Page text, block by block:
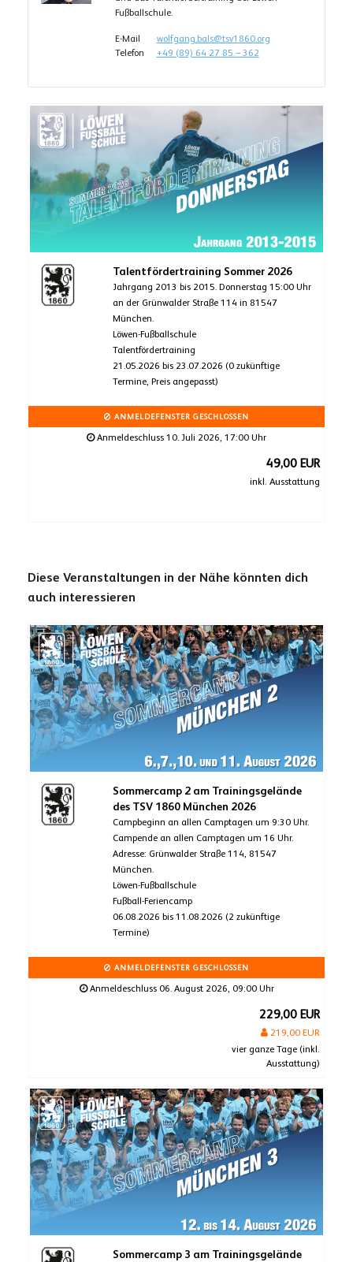
Fußballschule.
E-Mail
wolfgang.bals@tsv1860.org
Telefon
+49 (89) 64 27 85 – 362
Talentfördertraining Sommer 2026
Jahrgang 2013 bis 2015. Donnerstag 15:00 Uhr
an der Grünwalder Straße 114 in 81547
München.
Löwen-Fußballschule
Talentfördertraining
21.05.2026 bis 23.07.2026 (0 zukünftige
Termine, Preis angepasst)
ANMELDEFENSTER GESCHLOSSEN
Anmeldeschluss 10. Juli 2026, 17:00 Uhr
49,00 EUR
inkl. Ausstattung
Diese Veranstaltungen in der Nähe könnten dich
auch interessieren
Sommercamp 2 am Trainingsgelände
des TSV 1860 München 2026
Campbeginn an allen Camptagen um 9:30 Uhr.
Campende an allen Camptagen um 16 Uhr.
Adresse: Grünwalder Straße 114, 81547
München.
Löwen-Fußballschule
Fußball-Feriencamp
06.08.2026 bis 11.08.2026 (2 zukünftige
Termine)
ANMELDEFENSTER GESCHLOSSEN
Anmeldeschluss 06. August 2026, 09:00 Uhr
229,00 EUR
219,00 EUR
vier ganze Tage (inkl.
Ausstattung)
Sommercamp 3 am Trainingsgelände